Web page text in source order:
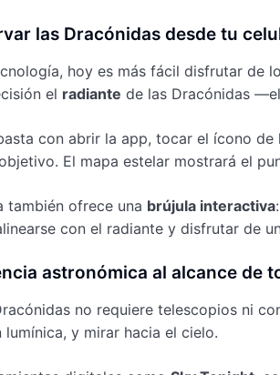
las Dracónidas desde tu
hoy es más fácil disfrutar de
el radiante de las Dracónidas
con abrir la app, tocar el ícono
El mapa estelar mostrará el
también ofrece una brújula interactiva
con el radiante y disfrutar de
astronómica al alcance de
no requiere telescopios ni
y mirar hacia el cielo.